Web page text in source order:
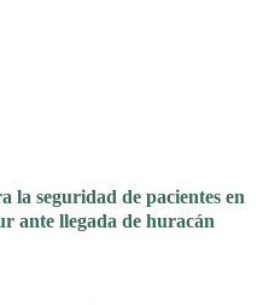
la seguridad de pacientes en
ante llegada de huracán